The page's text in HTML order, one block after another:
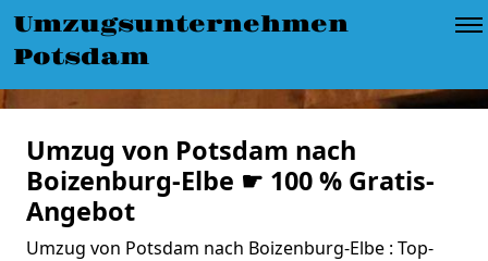
Umzugsunternehmen
Potsdam
Umzug von Potsdam nach
Boizenburg-Elbe ☛ 100 % Gratis-
Angebot
Umzug von Potsdam nach Boizenburg-Elbe : Top-